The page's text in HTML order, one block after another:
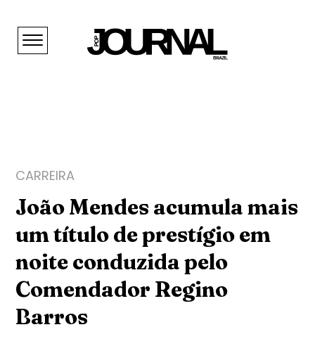
CARREIRA
João Mendes acumula mais
um título de prestígio em
noite conduzida pelo
Comendador Regino
Barros